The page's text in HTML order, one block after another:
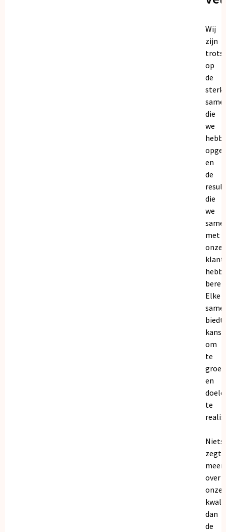
Wij
zijn
trots
op
de
die
we
en
de
die
we
met
onze
Elke
biedt
om
te
en
te
Niets
zegt
meer
over
onze
dan
de